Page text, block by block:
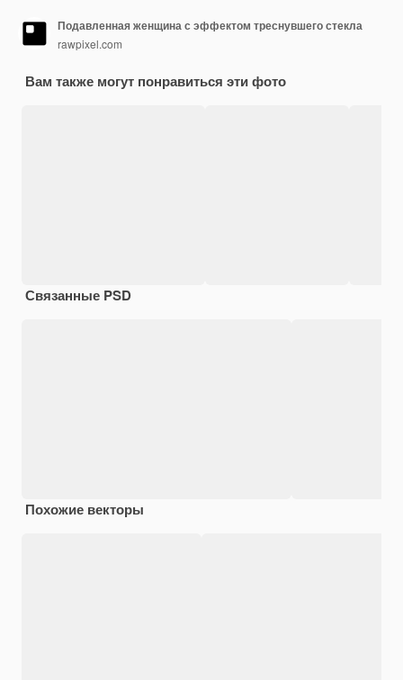
Подавленная женщина с эффектом треснувшего стекла
rawpixel.com
Вам также могут понравиться эти фото
Связанные PSD
Похожие векторы